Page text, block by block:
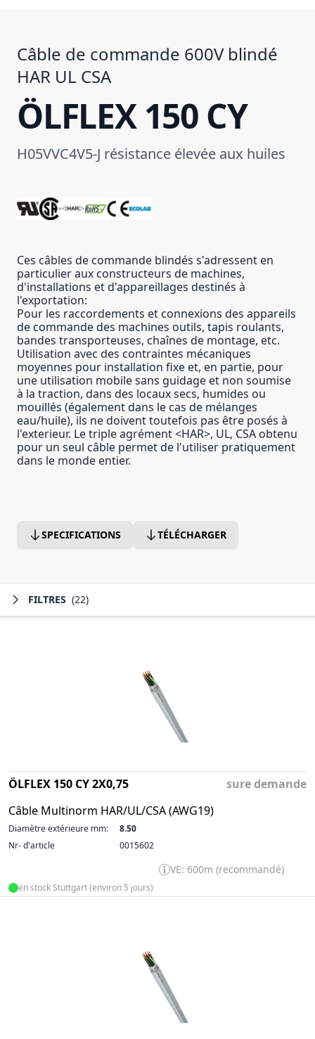
Câble de commande 600V blindé
HAR UL CSA
ÖLFLEX 150 CY
H05VVC4V5-J résistance élevée aux huiles
Ces câbles de commande blindés s'adressent en
particulier aux constructeurs de machines,
d'installations et d'appareillages destinés à
l'exportation:
Pour les raccordements et connexions des appareils
de commande des machines outils, tapis roulants,
bandes transporteuses, chaînes de montage, etc.
Utilisation avec des contraintes mécaniques
moyennes pour installation fixe et, en partie, pour
une utilisation mobile sans guidage et non soumise
à la traction, dans des locaux secs, humides ou
mouillés (également dans le cas de mélanges
eau/huile), ils ne doivent toutefois pas être posés à
l'exterieur. Le triple agrément <HAR>, UL, CSA obtenu
pour un seul câble permet de l'utiliser pratiquement
dans le monde entier.
SPECIFICATIONS TÉLÉCHARGER
FILTRES (22)
ÖLFLEX 150 CY 2X0,75
Câble Multinorm HAR/UL/CSA (AWG19)
sure demande
Diamètre extérieure mm:
8.50
Nr- d'article
0015602
VE: 600m (recommandé)
en stock Stuttgart (environ 5 jours)